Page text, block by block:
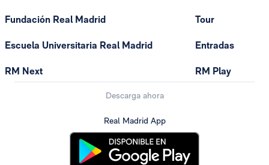
Fundación Real Madrid
Escuela Universitaria Real Madrid
RM Next
Tour
Entradas
RM Play
Descarga ahora
Real Madrid App